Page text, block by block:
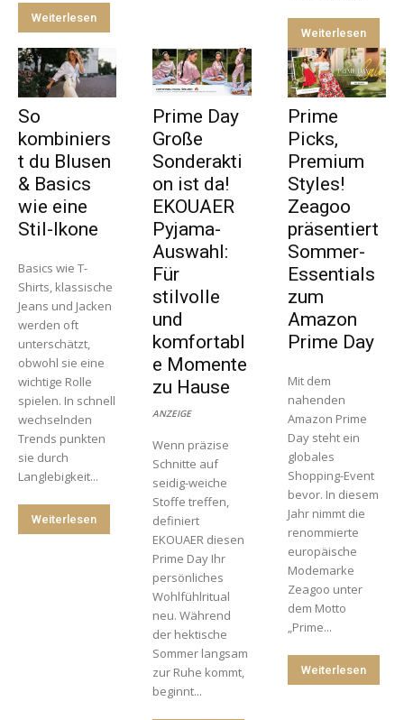
Weiterlesen
Weiterlesen
So
kombiniers
t du Blusen
& Basics
wie eine
Stil-Ikone
Basics wie T-
Shirts, klassische
Jeans und Jacken
werden oft
unterschätzt,
obwohl sie eine
wichtige Rolle
spielen. In schnell
wechselnden
Trends punkten
sie durch
Langlebigkeit...
Weiterlesen
Prime Day
Große
Sonderakti
on ist da!
EKOUAER
Pyjama-
Auswahl:
Für
stilvolle
und
komfortabl
e Momente
zu Hause
ANZEIGE
Wenn präzise
Schnitte auf
seidig-weiche
Stoffe treffen,
definiert
EKOUAER diesen
Prime Day Ihr
persönliches
Wohlfühlritual
neu. Während
der hektische
Sommer langsam
zur Ruhe kommt,
beginnt...
Prime
Picks,
Premium
Styles!
Zeagoo
präsentiert
Sommer-
Essentials
zum
Amazon
Prime Day
Mit dem
nahenden
Amazon Prime
Day steht ein
globales
Shopping-Event
bevor. In diesem
Jahr nimmt die
renommierte
europäische
Modemarke
Zeagoo unter
dem Motto
„Prime...
Weiterlesen